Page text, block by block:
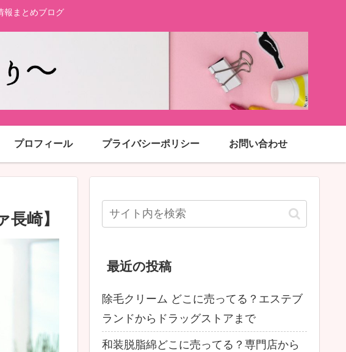
報まとめブログ
プロフィール プライバシーポリシー お問い合わせ
崎】
最近の投稿
除毛クリーム どこに売ってる？エステブ
ランドからドラッグストアまで
和装脱脂綿どこに売ってる？専門店から